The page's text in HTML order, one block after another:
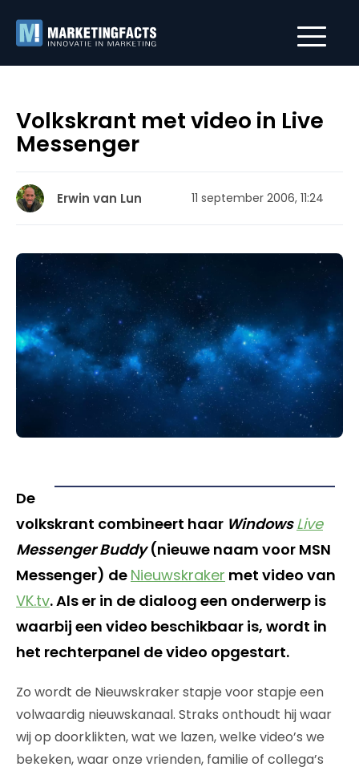
Volkskrant met video in Live
Messenger
Erwin van Lun 11 september 2006, 11:24
De
volkskrant combineert haar WindowsLive
Messenger Buddy(nieuwe naam voor MSN
Messenger) de Nieuwskraker met video van
VK.tv. Als er in de dialoog een onderwerp is
waarbij een video beschikbaar is, wordt in
het rechterpanel de video opgestart.
Zo wordt de Nieuwskraker stapje voor stapje een
volwaardig nieuwskanaal. Straks onthoudt hij waar
wij op doorklikten, wat we lazen, welke video’s we
bekeken, waar onze vrienden, familie of collega’s